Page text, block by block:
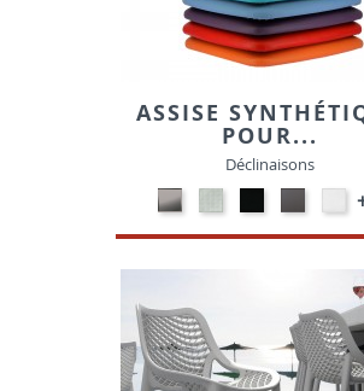
ASSISE
POUR...
Déclinaisons
CARBON
LOOK-
SIMILI
ALU-
SIMILI
NOIR-
SIMILI
GRIS-
SIMILI